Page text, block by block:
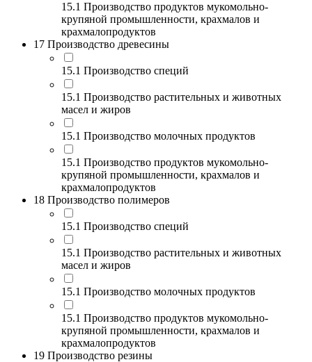
15.1 Производство продуктов мукомольно-
крупяной промышленности, крахмалов и
крахмалопродуктов
17 Производство древесины
15.1 Производство специй
15.1 Производство растительных и животных
масел и жиров
15.1 Производство молочных продуктов
15.1 Производство продуктов мукомольно-
крупяной промышленности, крахмалов и
крахмалопродуктов
18 Производство полимеров
15.1 Производство специй
15.1 Производство растительных и животных
масел и жиров
15.1 Производство молочных продуктов
15.1 Производство продуктов мукомольно-
крупяной промышленности, крахмалов и
крахмалопродуктов
19 Производство резины